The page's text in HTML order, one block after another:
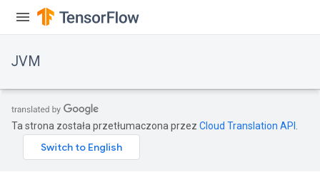
JVM
Ta strona została przetłumaczona przez Cloud Translation API